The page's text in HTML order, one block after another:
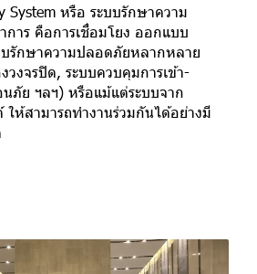
System หรือ ระบบรักษาความ
าร คือการเชื่อมโยง ออกแบบ
บรักษาความปลอดภัยหลากหลาย
วงจรปิด, ระบบควบคุมการเข้า-
ย ฯลฯ) หรือแม้แต่ระบบจาก
ห้สามารถทำงานร่วมกันได้อย่างมี